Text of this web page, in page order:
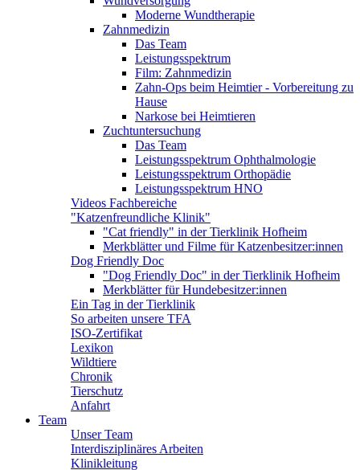
Moderne Wundtherapie
Zahnmedizin
Das Team
Leistungsspektrum
Film: Zahnmedizin
Zahn-Ops beim Heimtier - Vorbereitung zu
Hause
Narkose bei Heimtieren
Zuchtuntersuchung
Das Team
Leistungsspektrum Ophthalmologie
Leistungsspektrum Orthopädie
Leistungsspektrum HNO
Videos Fachbereiche
"Katzenfreundliche Klinik"
"Cat friendly" in der Tierklinik Hofheim
Merkblätter und Filme für Katzenbesitzer:innen
Dog Friendly Doc
"Dog Friendly Doc" in der Tierklinik Hofheim
Merkblätter für Hundebesitzer:innen
Ein Tag in der Tierklinik
So arbeiten unsere TFA
ISO-Zertifikat
Lexikon
Wildtiere
Chronik
Tierschutz
Anfahrt
Team
Unser Team
Interdisziplinäres Arbeiten
Klinikleitung